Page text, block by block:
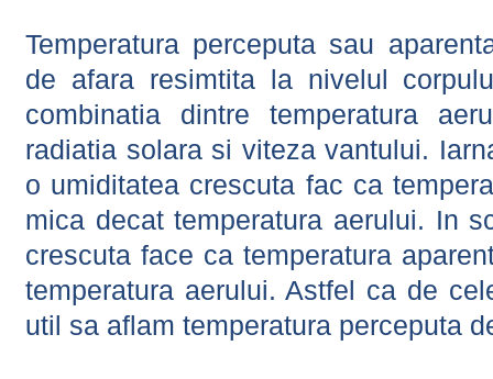
Temperatura perceputa sau
de afara resimtita la nivelul
combinatia dintre temperatura
radiatia solara si viteza vantului.
o umiditatea crescuta fac ca
mica decat temperatura aerului. In
crescuta face ca temperatura
temperatura aerului. Astfel ca de
util sa aflam temperatura perceputa